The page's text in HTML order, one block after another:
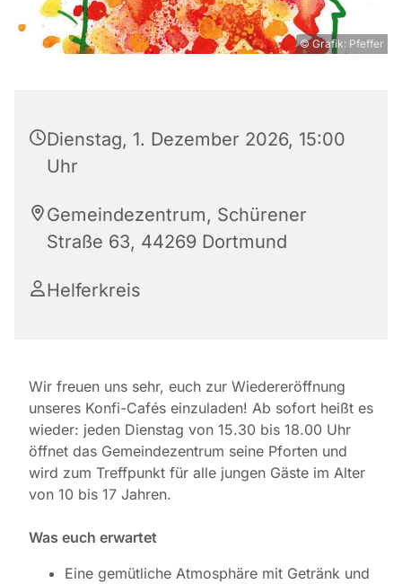
© Grafik: Pfeffer
Dienstag, 1. Dezember 2026, 15:00
Uhr
Gemeindezentrum, Schürener
Straße 63, 44269 Dortmund
Helferkreis
Wir freuen uns sehr, euch zur Wiedereröffnung
unseres Konfi-Cafés einzuladen! Ab sofort heißt es
wieder: jeden Dienstag von 15.30 bis 18.00 Uhr
öffnet das Gemeindezentrum seine Pforten und
wird zum Treffpunkt für alle jungen Gäste im Alter
von 10 bis 17 Jahren.
Was euch erwartet
Eine gemütliche Atmosphäre mit Getränk und